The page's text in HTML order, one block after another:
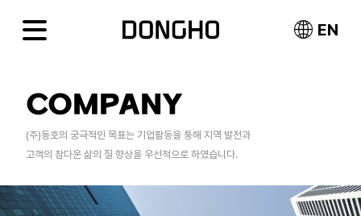
EN
COMPANY
(주)동호의 궁극적인 목표는 기업활동을 통해 지역 발전과
고객의 참다운 삶의 질 향상을 우선적으로 하였습니다.